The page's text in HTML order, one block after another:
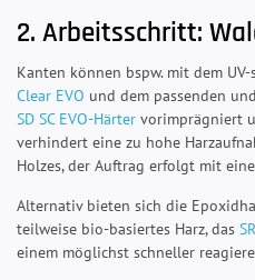
2. Arbeitsschritt:
Kanten können bspw. mit dem
Clear EVO und dem passenden
SD SC EVO-Härter vorimprägniert
verhindert eine zu hohe
Holzes, der Auftrag erfolgt mit
Alternativ bieten sich die
teilweise bio-basiertes Harz, das
einem möglichst schneller